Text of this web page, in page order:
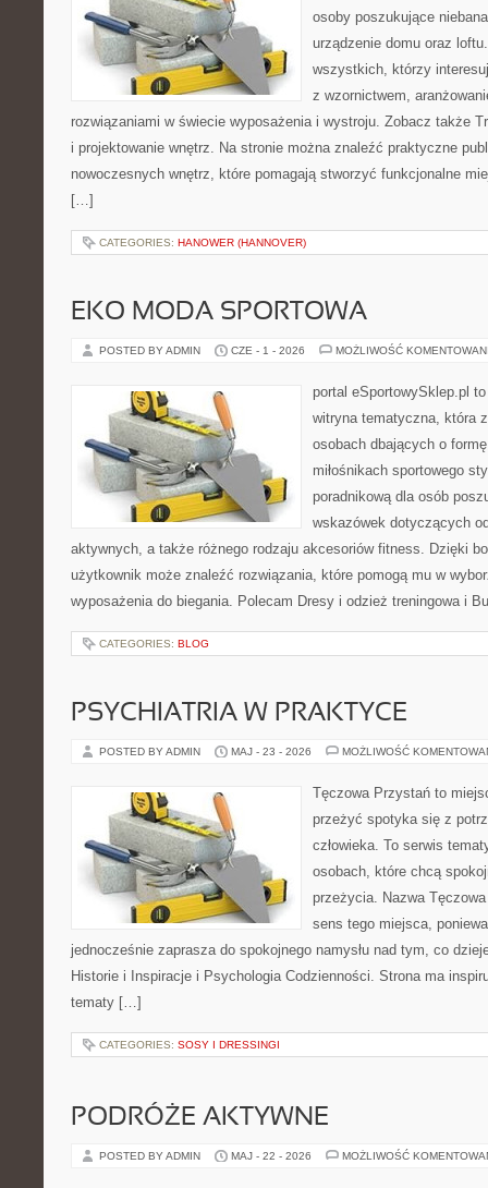
osoby poszukujące
urządzenie domu oraz
wszystkich, którzy
z wzornictwem,
rozwiązaniami w świecie wyposażenia i wystroju. Zobacz także
i projektowanie wnętrz. Na stronie można znaleźć praktyczne
nowoczesnych wnętrz, które pomagają stworzyć funkcjonalne
[…]
CATEGORIES: HANOWER (HANNOVER)
EKO MODA SPORTOWA
POSTED BY ADMIN CZE - 1 - 2026 MOŻLIWOŚĆ
portal eSportowySklep.pl
witryna tematyczna, która
osobach dbających o
miłośnikach sportowego
poradnikową dla osób
wskazówek dotyczących
aktywnych, a także różnego rodzaju akcesoriów fitness. Dzięki
użytkownik może znaleźć rozwiązania, które pomogą mu w
wyposażenia do biegania. Polecam Dresy i odzież treningowa i
CATEGORIES: BLOG
PSYCHIATRIA W PRAKTYCE
POSTED BY ADMIN MAJ - 23 - 2026 MOŻLIWOŚĆ
Tęczowa Przystań to
przeżyć spotyka się z
człowieka. To serwis
osobach, które chcą
przeżycia. Nazwa
sens tego miejsca,
jednocześnie zaprasza do spokojnego namysłu nad tym, co
Historie i Inspiracje i Psychologia Codzienności. Strona ma
tematy […]
CATEGORIES: SOSY I DRESSINGI
PODRÓŻE AKTYWNE
POSTED BY ADMIN MAJ - 22 - 2026 MOŻLIWOŚĆ